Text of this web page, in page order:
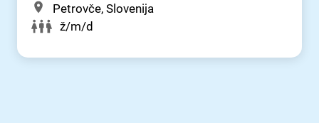
Petrovče, Slovenija
ž/m/d